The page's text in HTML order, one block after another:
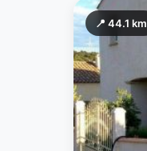
📍 44.1 km